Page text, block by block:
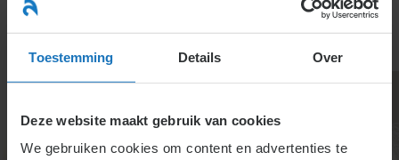
Toestemming Details Over
Deze website maakt gebruik van cookies
We gebruiken cookies om content en advertenties te
naar
inhoud